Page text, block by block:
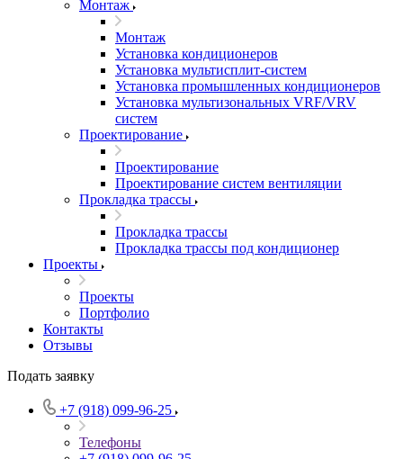
Монтаж
Монтаж
Установка кондиционеров
Установка мультисплит-систем
Установка промышленных кондиционеров
Установка мультизональных VRF/VRV
систем
Проектирование
Проектирование
Проектирование систем вентиляции
Прокладка трассы
Прокладка трассы
Прокладка трассы под кондиционер
Проекты
Проекты
Портфолио
Контакты
Отзывы
Подать заявку
+7 (918) 099-96-25
Телефоны